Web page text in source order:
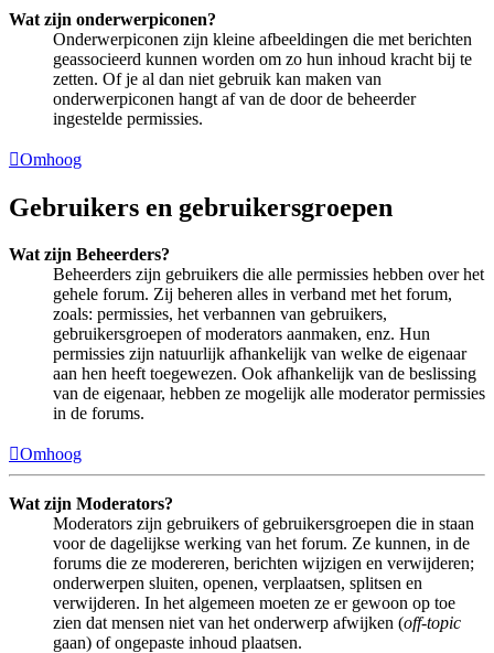
Wat zijn onderwerpiconen?
Onderwerpiconen zijn kleine afbeeldingen die met berichten
geassocieerd kunnen worden om zo hun inhoud kracht bij te
zetten. Of je al dan niet gebruik kan maken van
onderwerpiconen hangt af van de door de beheerder
ingestelde permissies.
Omhoog
Gebruikers en gebruikersgroepen
Wat zijn Beheerders?
Beheerders zijn gebruikers die alle permissies hebben over het
gehele forum. Zij beheren alles in verband met het forum,
zoals: permissies, het verbannen van gebruikers,
gebruikersgroepen of moderators aanmaken, enz. Hun
permissies zijn natuurlijk afhankelijk van welke de eigenaar
aan hen heeft toegewezen. Ook afhankelijk van de beslissing
van de eigenaar, hebben ze mogelijk alle moderator permissies
in de forums.
Omhoog
Wat zijn Moderators?
Moderators zijn gebruikers of gebruikersgroepen die in staan
voor de dagelijkse werking van het forum. Ze kunnen, in de
forums die ze modereren, berichten wijzigen en verwijderen;
onderwerpen sluiten, openen, verplaatsen, splitsen en
verwijderen. In het algemeen moeten ze er gewoon op toe
zien dat mensen niet van het onderwerp afwijken (off-topic
gaan) of ongepaste inhoud plaatsen.